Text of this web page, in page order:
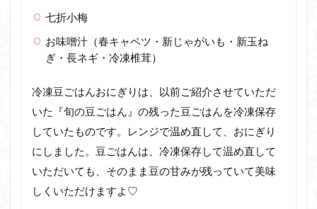
七折小梅
お味噌汁（春キャベツ・新じゃがいも・新玉ね
ぎ・長ネギ・冷凍椎茸）
冷凍豆ごはんおにぎりは、以前ご紹介させていただ
いた『旬の豆ごはん』の残った豆ごはんを冷凍保存
していたものです。レンジで温め直して、おにぎり
にしました。豆ごはんは、冷凍保存して温め直して
いただいても、そのまま豆の甘みが残っていて美味
しくいただけますよ♡